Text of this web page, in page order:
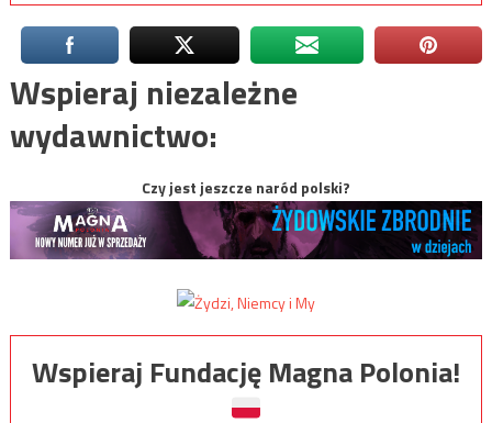
Wspieraj niezależne
wydawnictwo:
Czy jest jeszcze naród polski?
Wspieraj Fundację Magna Polonia!